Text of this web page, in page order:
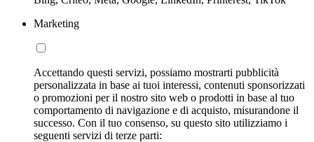
Marketing
Accettando questi servizi, possiamo mostrarti pubblicità
personalizzata in base ai tuoi interessi, contenuti sponsorizzati
o promozioni per il nostro sito web o prodotti in base al tuo
comportamento di navigazione e di acquisto, misurandone il
successo. Con il tuo consenso, su questo sito utilizziamo i
seguenti servizi di terze parti: